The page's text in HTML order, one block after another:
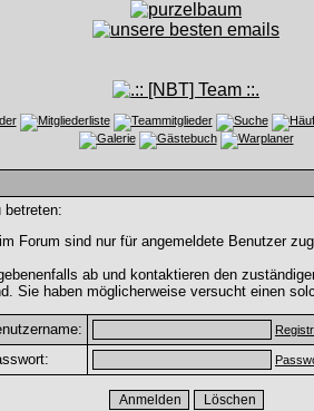
betreten:
Forum sind nur für angemeldete Benutzer
ab und kontaktieren den
Sie haben möglicherweise versucht einen